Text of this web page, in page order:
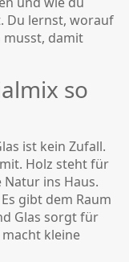
Du lernst, worauf
musst, damit
so
ist kein Zufall.
Holz steht für
ins Haus.
gibt dem Raum
Glas sorgt für
kleine